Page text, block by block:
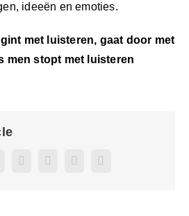
ideeën en emoties.
met luisteren, gaat door met
men stopt met luisteren
LinkedInWhatsApp
Pinterest